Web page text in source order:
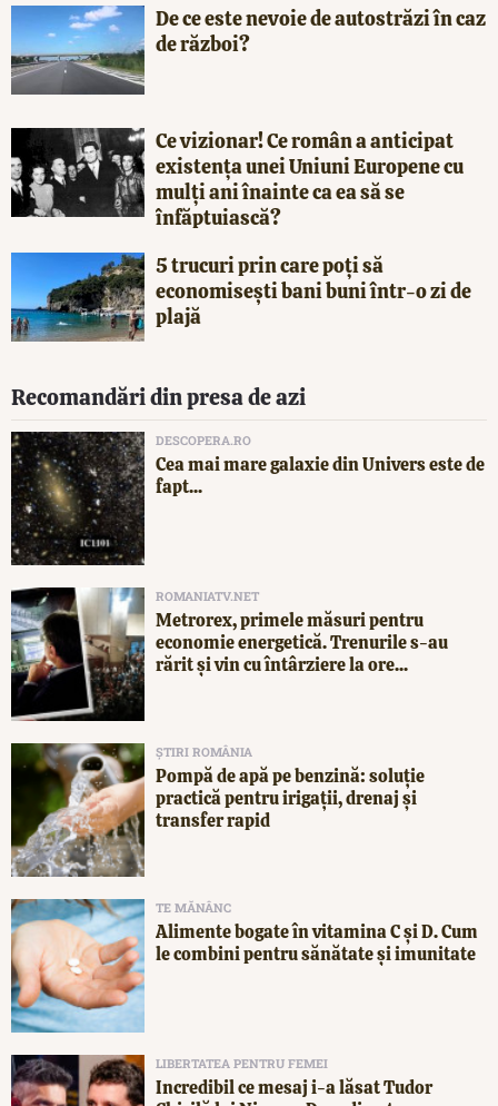
De ce este nevoie de autostrăzi în caz
de război?
Ce vizionar! Ce român a anticipat
existența unei Uniuni Europene cu
mulți ani înainte ca ea să se
înfăptuiască?
5 trucuri prin care poți să
economisești bani buni într-o zi de
plajă
Recomandări din presa de azi
DESCOPERA.RO
Cea mai mare galaxie din Univers este de
fapt...
ROMANIATV.NET
Metrorex, primele măsuri pentru
economie energetică. Trenurile s-au
rărit și vin cu întârziere la ore...
ȘTIRI ROMÂNIA
Pompă de apă pe benzină: soluție
practică pentru irigații, drenaj și
transfer rapid
TE MĂNÂNC
Alimente bogate în vitamina C și D. Cum
le combini pentru sănătate și imunitate
LIBERTATEA PENTRU FEMEI
Incredibil ce mesaj i-a lăsat Tudor